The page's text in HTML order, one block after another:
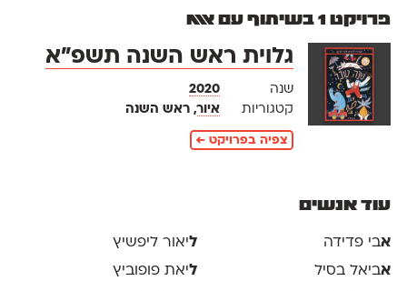
פרויקט 1 בשיתוף עם אאא
גלוית ראש השנה תשפ״א
שנה
2020
קטגוריות
איור, ראש השנה
צפיה בפרויקט ←
עוד אנשים
אבי פדידה
אביאל בסיל
ליאור ליפשיץ
ליאת פופוביץ